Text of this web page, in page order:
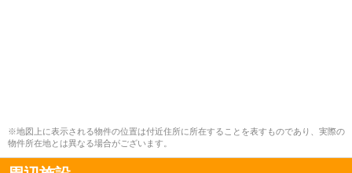
※地図上に表示される物件の位置は付近住所に所在することを表すものであり、実際の
物件所在地とは異なる場合がございます。